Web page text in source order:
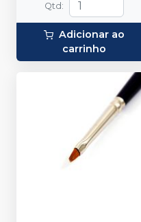
Qtd :
Adicionar ao
carrinho